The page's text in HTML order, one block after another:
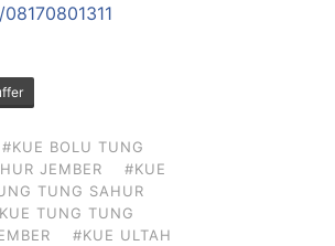
#KUE BOLU TUNG
JEMBER
#KUE
TUNG SAHUR
TUNG TUNG
#KUE ULTAH